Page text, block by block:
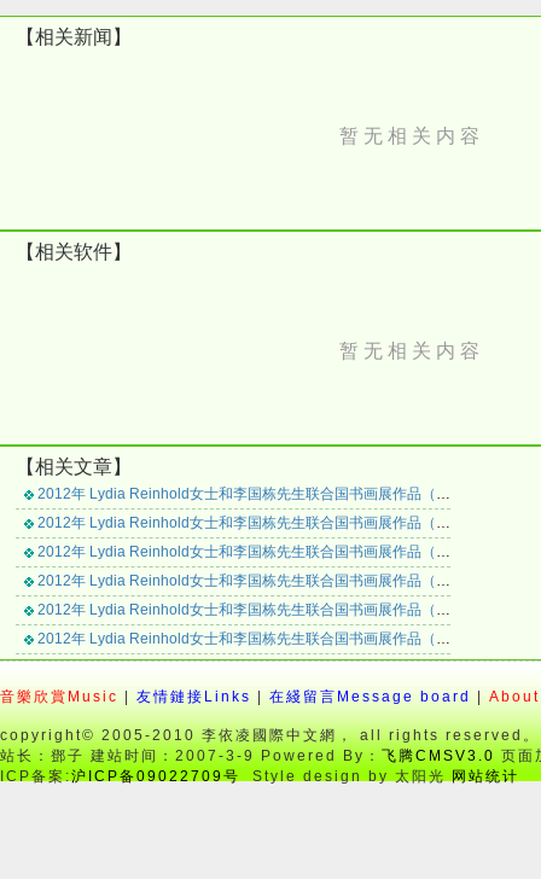
【相关新闻】
暂 无 相 关 内 容
【相关软件】
暂 无 相 关 内 容
【相关文章】
2012年 Lydia Reinhold女士和李国栋先生联合国书画展作品（八）
2012年 Lydia Reinhold女士和李国栋先生联合国书画展作品（七）
2012年 Lydia Reinhold女士和李国栋先生联合国书画展作品（六）
2012年 Lydia Reinhold女士和李国栋先生联合国书画展作品（五）
2012年 Lydia Reinhold女士和李国栋先生联合国书画展作品（四）
2012年 Lydia Reinhold女士和李国栋先生联合国书画展作品（三）
2012年 Lydia Reinhold女士和李国栋先生联合国书画展作品（一）
音樂欣賞Music 友情鏈接Links 在綫留言Message board
copyright© 2005-2010 李依凌國際中文網， all rights reserved。
站长：鄧子 建站时间：2007-3-9 Powered By：飞腾CMSV3.0页面
ICP备案:沪ICP备09022709号 Style design by 太阳光 网站统计